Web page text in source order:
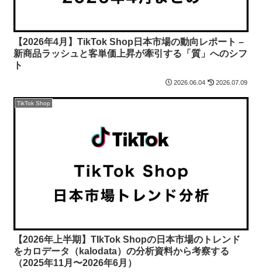
【2026年4月】TikTok Shop日本市場の動向レポート –
新商品ラッシュと客単価上昇が牽引する「質」へのシフ
ト
2026.06.04 2026.07.09
TikTok Shop
【2026年上半期】TIkTok Shopの日本市場のトレンド
をカロデータ（kalodata）の分析資料から考察する
（2025年11月〜2026年6月）